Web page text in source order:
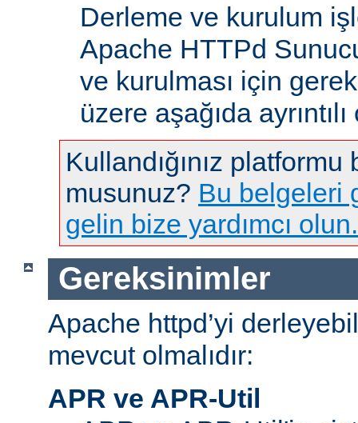
Derleme ve kurulum
Apache HTTPd
ve kurulması için
üzere aşağıda
Kullandığınız
musunuz? Bu belgeleri
gelin bize yardımcı olun.
Gereksinimler
Apache httpd’yi
mevcut olmalıdır:
APR ve APR-Util